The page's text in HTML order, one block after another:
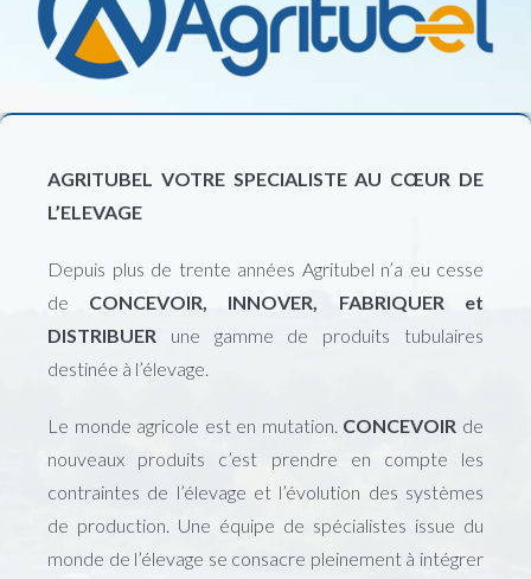
AGRITUBEL VOTRE SPECIALISTE AU CŒUR DE
L’ELEVAGE
Depuis plus de trente années Agritubel n’a eu cesse
de CONCEVOIR, INNOVER, FABRIQUER et
DISTRIBUER une gamme de produits tubulaires
destinée à l’élevage.
Le monde agricole est en mutation. CONCEVOIR de
nouveaux produits c’est prendre en compte les
contraintes de l’élevage et l’évolution des systèmes
de production. Une équipe de spécialistes issue du
monde de l’élevage se consacre pleinement à intégrer